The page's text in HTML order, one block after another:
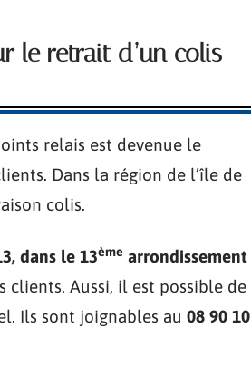
le retrait d’un colis
relais est devenue le
Dans la région de l’île de
colis.
dans le 13ème arrondissement
clients. Aussi, il est possible de
Ils sont joignables au 08 90 10